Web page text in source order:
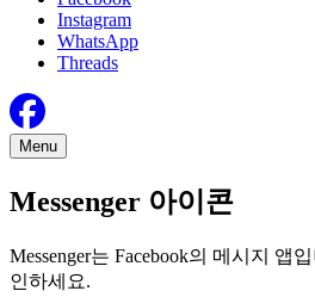
Instagram
WhatsApp
Threads
Menu
Messenger 아이콘
Messenger는 Facebook의 메시지
인하세요.